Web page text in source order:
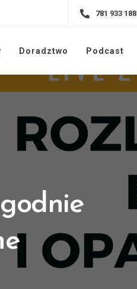
781 933 188
Doradztwo Podcast